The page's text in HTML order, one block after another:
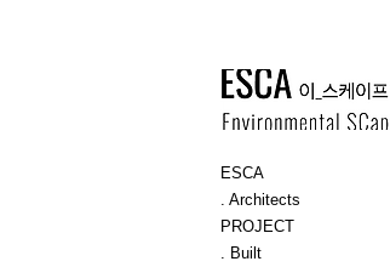
ESCA
. Architects
PROJECT
. Built